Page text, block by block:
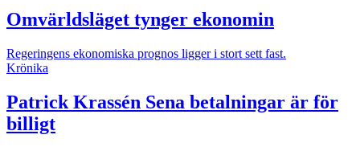
Omvärldsläget tynger ekonomin
Regeringens ekonomiska prognos ligger i stort sett fast.
Krönika
Patrick Krassén Sena betalningar är för
billigt